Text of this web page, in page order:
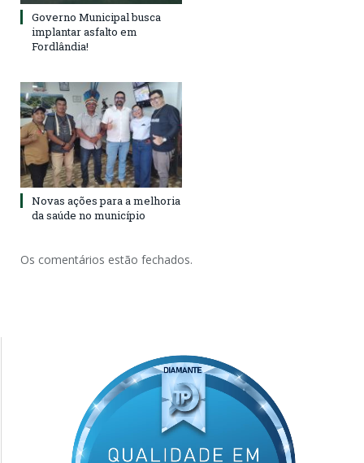
Governo Municipal busca
implantar asfalto em
Fordlândia!
Novas ações para a melhoria
da saúde no município
Os comentários estão fechados.